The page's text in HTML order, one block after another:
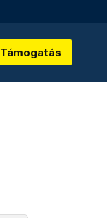
Támogatás